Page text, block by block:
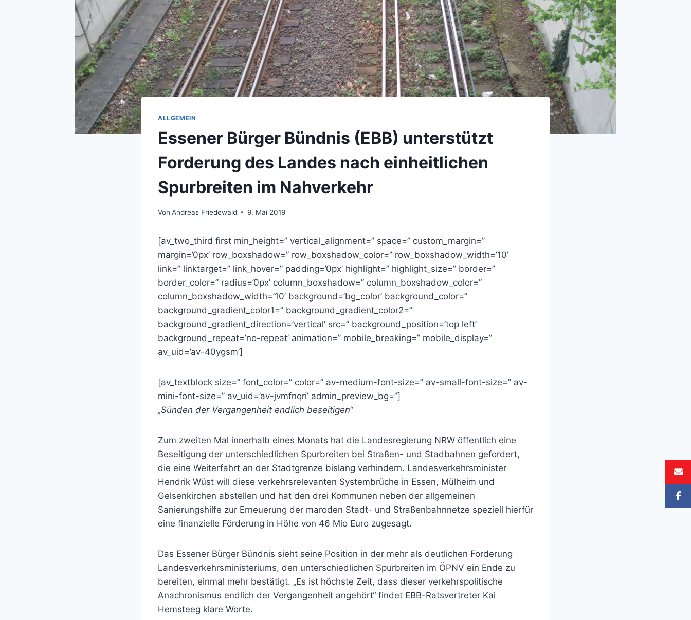
ALLGEMEIN
Essener Bürger Bündnis (EBB) unterstützt
Forderung des Landes nach einheitlichen
Spurbreiten im Nahverkehr
Von Andreas Friedewald 9. Mai 2019
[av_two_third first min_height=” vertical_alignment=” space=” custom_margin=”
margin=’0px’ row_boxshadow=” row_boxshadow_color=” row_boxshadow_width=’10’
link=” linktarget=” link_hover=” padding=’0px’ highlight=” highlight_size=” border=”
border_color=” radius=’0px’ column_boxshadow=” column_boxshadow_color=”
column_boxshadow_width=’10’ background=’bg_color’ background_color=”
background_gradient_color1=” background_gradient_color2=”
background_gradient_direction=’vertical’ src=” background_position=’top left’
background_repeat=’no-repeat’ animation=” mobile_breaking=” mobile_display=”
av_uid=’av-40ygsm’]
[av_textblock size=” font_color=” color=” av-medium-font-size=” av-small-font-size=” av-
mini-font-size=” av_uid=’av-jvmfnqri’ admin_preview_bg=”]
„Sünden der Vergangenheit endlich beseitigen“
Zum zweiten Mal innerhalb eines Monats hat die Landesregierung NRW öffentlich eine
Beseitigung der unterschiedlichen Spurbreiten bei Straßen- und Stadbahnen gefordert,
die eine Weiterfahrt an der Stadtgrenze bislang verhindern. Landesverkehrsminister
Hendrik Wüst will diese verkehrsrelevanten Systembrüche in Essen, Mülheim und
Gelsenkirchen abstellen und hat den drei Kommunen neben der allgemeinen
Sanierungshilfe zur Erneuerung der maroden Stadt- und Straßenbahnnetze speziell hierfür
eine finanzielle Förderung in Höhe von 46 Mio Euro zugesagt.
Das Essener Bürger Bündnis sieht seine Position in der mehr als deutlichen Forderung
Landesverkehrsministeriums, den unterschiedlichen Spurbreiten im ÖPNV ein Ende zu
bereiten, einmal mehr bestätigt. „Es ist höchste Zeit, dass dieser verkehrspolitische
Anachronismus endlich der Vergangenheit angehört“ findet EBB-Ratsvertreter Kai
Hemsteeg klare Worte.